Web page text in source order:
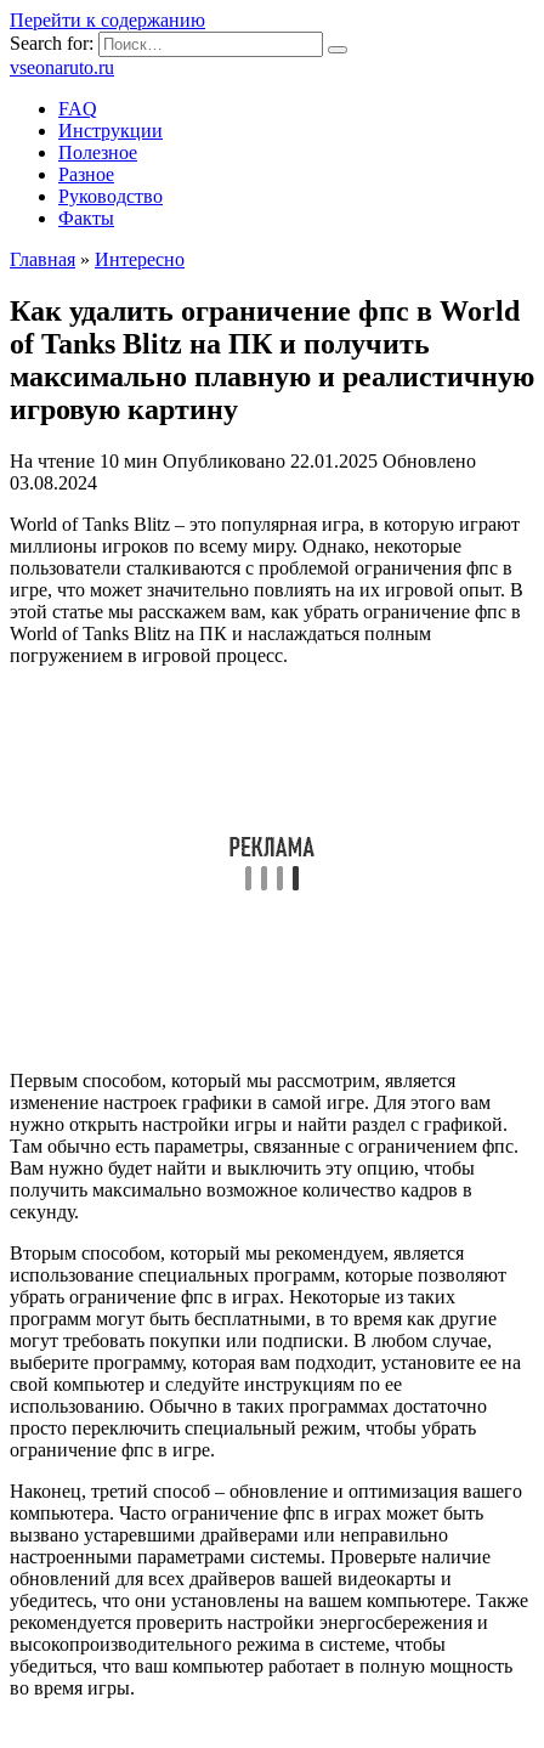
Перейти к содержанию
Search for:
vseonaruto.ru
FAQ
Инструкции
Полезное
Разное
Руководство
Факты
Главная » Интересно
Как удалить ограничение фпс в World
of Tanks Blitz на ПК и получить
максимально плавную и реалистичную
игровую картину
На чтение 10 мин Опубликовано 22.01.2025 Обновлено
03.08.2024
World of Tanks Blitz – это популярная игра, в которую играют
миллионы игроков по всему миру. Однако, некоторые
пользователи сталкиваются с проблемой ограничения фпс в
игре, что может значительно повлиять на их игровой опыт. В
этой статье мы расскажем вам, как убрать ограничение фпс в
World of Tanks Blitz на ПК и наслаждаться полным
погружением в игровой процесс.
Первым способом, который мы рассмотрим, является
изменение настроек графики в самой игре. Для этого вам
нужно открыть настройки игры и найти раздел с графикой.
Там обычно есть параметры, связанные с ограничением фпс.
Вам нужно будет найти и выключить эту опцию, чтобы
получить максимально возможное количество кадров в
секунду.
Вторым способом, который мы рекомендуем, является
использование специальных программ, которые позволяют
убрать ограничение фпс в играх. Некоторые из таких
программ могут быть бесплатными, в то время как другие
могут требовать покупки или подписки. В любом случае,
выберите программу, которая вам подходит, установите ее на
свой компьютер и следуйте инструкциям по ее
использованию. Обычно в таких программах достаточно
просто переключить специальный режим, чтобы убрать
ограничение фпс в игре.
Наконец, третий способ – обновление и оптимизация вашего
компьютера. Часто ограничение фпс в играх может быть
вызвано устаревшими драйверами или неправильно
настроенными параметрами системы. Проверьте наличие
обновлений для всех драйверов вашей видеокарты и
убедитесь, что они установлены на вашем компьютере. Также
рекомендуется проверить настройки энергосбережения и
высокопроизводительного режима в системе, чтобы
убедиться, что ваш компьютер работает в полную мощность
во время игры.